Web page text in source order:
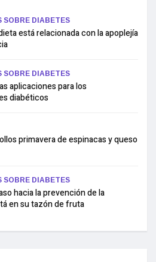
SOBRE DIABETES
está relacionada con la apoplejía
SOBRE DIABETES
aplicaciones para los
diabéticos
primavera de espinacas y queso
SOBRE DIABETES
hacia la prevención de la
en su tazón de fruta